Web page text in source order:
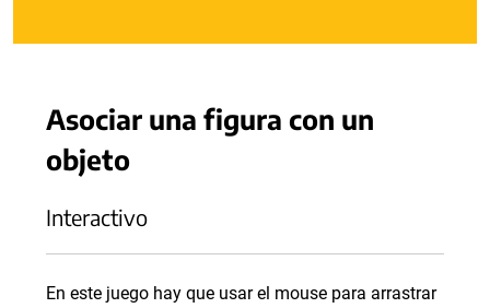
Asociar una figura con un
objeto
Interactivo
En este juego hay que usar el mouse para arrastrar